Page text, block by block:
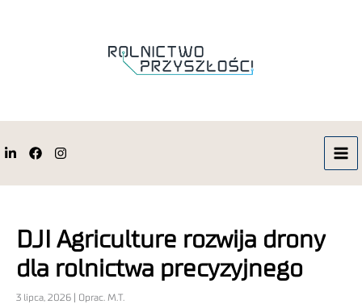
DJI Agriculture rozwija drony
dla rolnictwa precyzyjnego
3 lipca, 2026 | Oprac. M.T.